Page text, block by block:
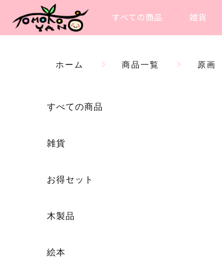
すべての商品 雑貨
ホーム 商品一覧 原画
すべての商品
雑貨
お得セット
木製品
絵本